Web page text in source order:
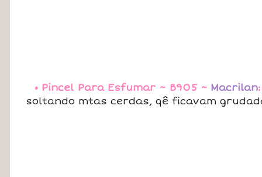
• Pincel Para Esfumar ~ B905 ~ Macrilan:
soltando mtas cerdas, qê ficavam